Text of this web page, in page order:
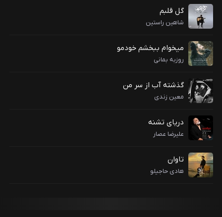
گل قلبم
شاهین راستین
میخوام ببخشم خودمو
روزبه بمانی
گذشته آب از سر من
معین زندی
دریای تشنه
علیرضا عصار
تاوان
هادی حاجیلو